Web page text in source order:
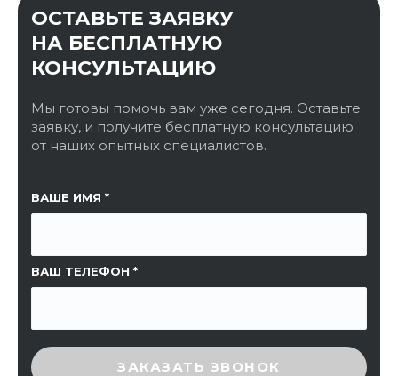
ОСТАВЬТЕ ЗАЯВКУ
НА БЕСПЛАТНУЮ
КОНСУЛЬТАЦИЮ
Мы готовы помочь вам уже сегодня. Оставьте
заявку, и получите бесплатную консультацию
от наших опытных специалистов.
ВАШЕ ИМЯ
ВАШ ТЕЛЕФОН
ССЫЛКА НА СТРАНИЦУ
ВВЕДИТЕ ПРОВЕРОЧНЫЙ КОД
ЗАКАЗАТЬ ЗВОНОК